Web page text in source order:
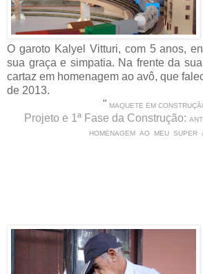
O garoto Kalyel Vitturi, com 5 anos,
sua graça e simpatia. Na frente da
cartaz em homenagem ao avô, que
de 2013.
" MAQUETE EM
Projeto e 1ª Fase da Construção:
HOMENAGEM AO MEU SUPER